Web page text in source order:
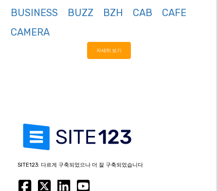
BUSINESS
BUZZ BZH CAB
CAFE
CAMERA
자세히 보기
SITE123: 다르게 구축되었으나 더 잘 구축되었습니다